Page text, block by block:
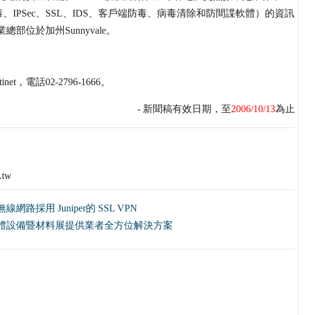
IPSec、SSL、IDS、客戶端防毒、病毒清除和防間諜軟體）的資訊
部位於加州Sunnyvale。
，電話02-2796-1666。
- 新聞稿有效日期，至2006/10/13為止
網路採用 Juniper的 SSL VPN
備暨材料展提供業者全方位解決方案